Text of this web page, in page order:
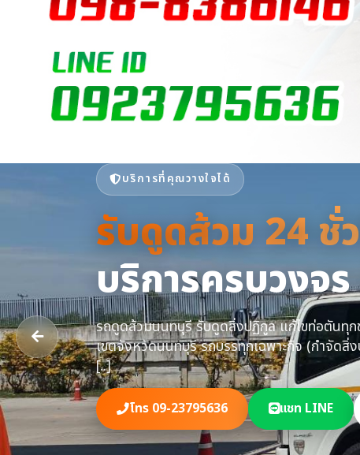
รับดูดส้วม 24 ชั่
แชท LINE
บริการที่คุณวางใจได้
รับดูดส้วม 24 ชั่
เซอร์วิส กรุ๊ป |
ปัญหาท่อตัน ลอ
จังหวัดนนทบุรี
แบบถูกกฏหมาย